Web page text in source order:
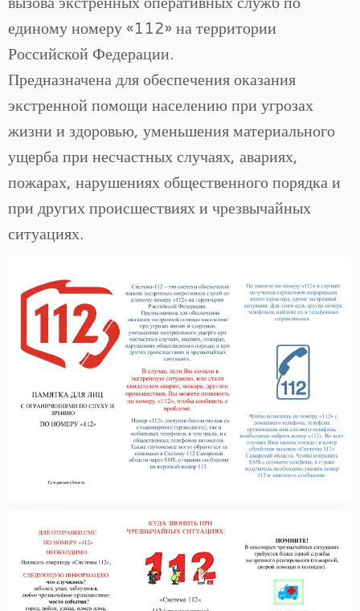
единому номеру «112» на территории
Российской Федерации.
Предназначена для обеспечения оказания
экстренной помощи населению при угрозах
жизни и здоровью, уменьшения материального
ущерба при несчастных случаях, авариях,
пожарах, нарушениях общественного порядка и
при других происшествиях и чрезвычайных
ситуациях.